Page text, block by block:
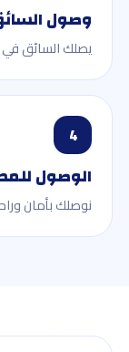
وصول
يصلك السائق
4
الوصول
نوصلك بأمان